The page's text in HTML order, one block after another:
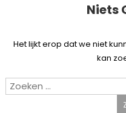
Niets
Het lijkt erop dat we niet
kan
Zoeken